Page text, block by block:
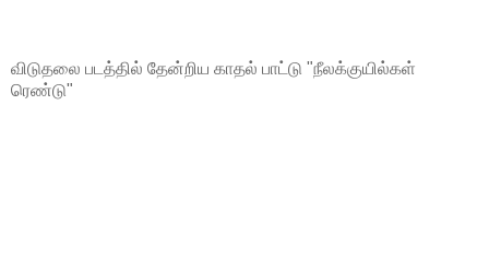
விடுதலை படத்தில் தேன்றிய காதல் பாட்டு "நீலக்குயில்கள்
ரெண்டு"